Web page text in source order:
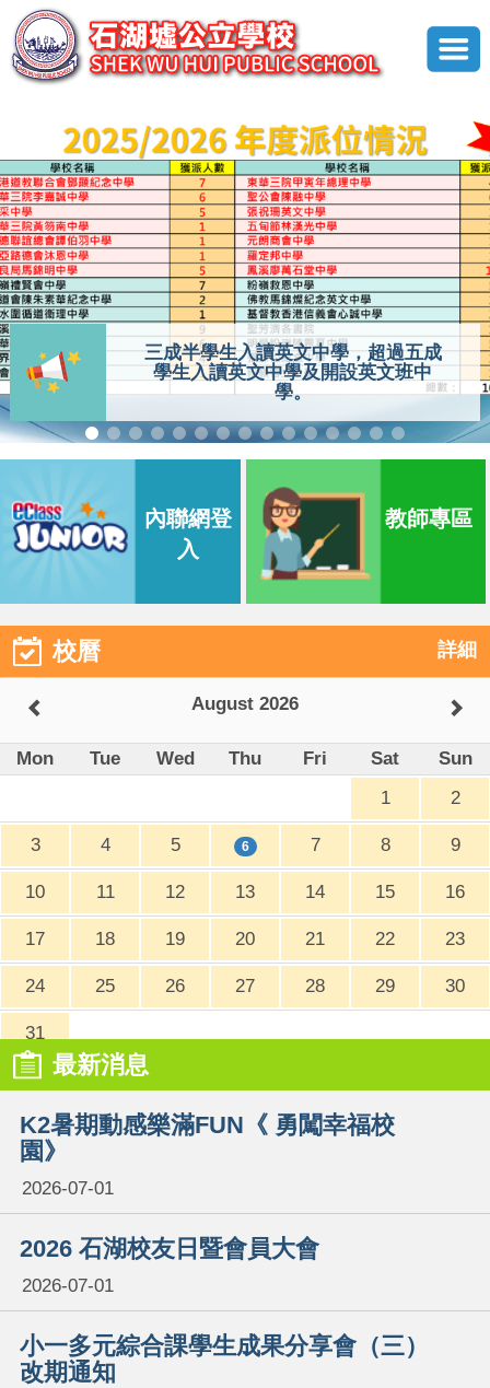
三成半學生入讀英文中學，超過五成
學生入讀英文中學及開設英文班中
學。
內聯網登
入
教師專區
校曆 詳細
August 2026
Mon Tue Wed Thu Fri Sat
Sun
1
2
3 4 5 6 7 8 9
10 11 12 13 14 15 16
17 18 19 20 21 22 23
24 25 26 27 28 29 30
31
最新消息
K2暑期動感樂滿FUN《 勇闖幸福校
園》
2026-07-01
2026 石湖校友日暨會員大會
2026-07-01
小一多元綜合課學生成果分享會（三）
改期通知